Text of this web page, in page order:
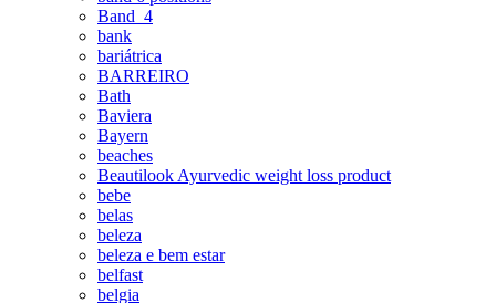
Band_4
bank
bariátrica
BARREIRO
Bath
Baviera
Bayern
beaches
Beautilook Ayurvedic weight loss product
bebe
belas
beleza
beleza e bem estar
belfast
belgia